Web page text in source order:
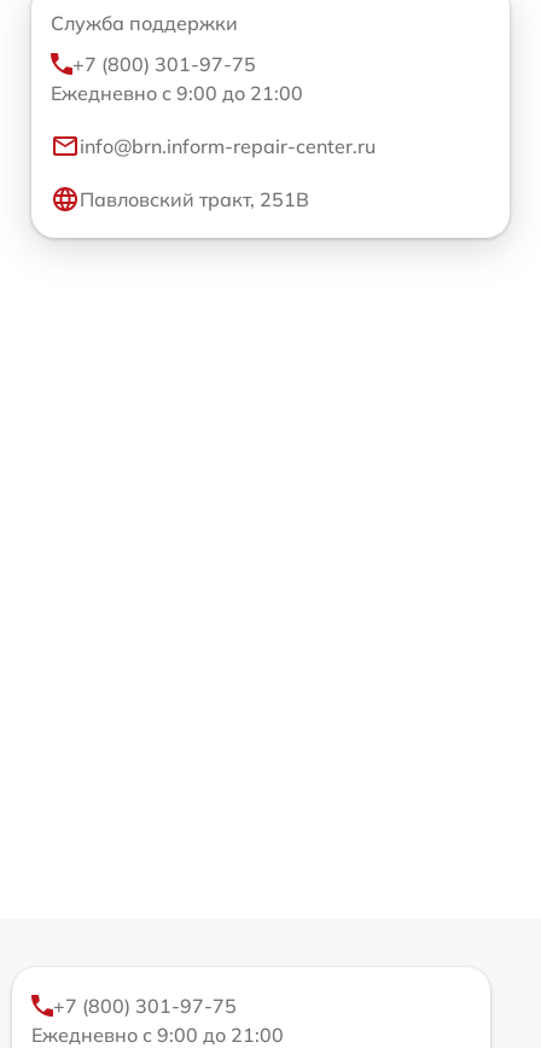
Служба поддержки
+7 (800) 301-97-75
Ежедневно с 9:00 до 21:00
info@brn.inform-repair-center.ru
Павловский тракт, 251В
+7 (800) 301-97-75
Ежедневно с 9:00 до 21:00